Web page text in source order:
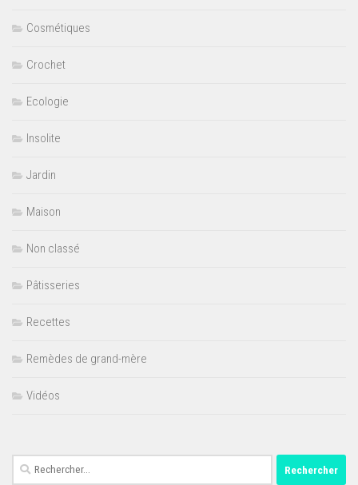
Cosmétiques
Crochet
Ecologie
Insolite
Jardin
Maison
Non classé
Pâtisseries
Recettes
Remèdes de grand-mère
Vidéos
Rechercher :